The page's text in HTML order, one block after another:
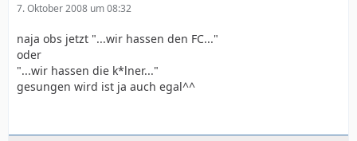
7. Oktober 2008 um 08:32
naja obs jetzt "...wir hassen den FC..."
oder
"...wir hassen die k*lner..."
gesungen wird ist ja auch egal^^